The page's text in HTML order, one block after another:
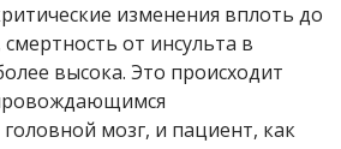
изменения вплоть до
от инсульта в
высока. Это происходит
мозг, и пациент, как